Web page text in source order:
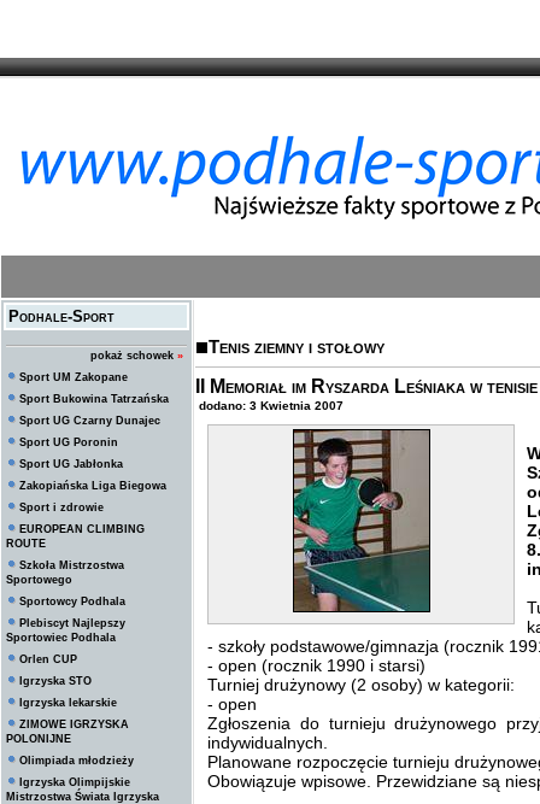
Podhale-Sport
pokaż schowek »
Sport UM Zakopane
Sport Bukowina Tatrzańska
Sport UG Czarny Dunajec
Sport UG Poronin
Sport UG Jabłonka
Zakopiańska Liga Biegowa
Sport i zdrowie
EUROPEAN CLIMBING
ROUTE
Szkoła Mistrzostwa
Sportowego
Sportowcy Podhala
Plebiscyt Najlepszy
Sportowiec Podhala
Orlen CUP
Igrzyska STO
Igrzyska lekarskie
ZIMOWE IGRZYSKA
POLONIJNE
Olimpiada młodzieży
Igrzyska Olimpijskie
Mistrzostwa Świata Igrzyska
Tenis ziemny i stołowy
II Memoriał im Ryszarda Leśniaka w
dodano: 3 Kwietnia 2007
- szkoły podstawowe/gimnazja (rocznik
- open (rocznik 1990 i starsi)
Turniej drużynowy (2 osoby) w kategorii:
- open
Zgłoszenia do turnieju drużynowego
indywidualnych.
Planowane rozpoczęcie turnieju
Obowiązuje wpisowe. Przewidziane są